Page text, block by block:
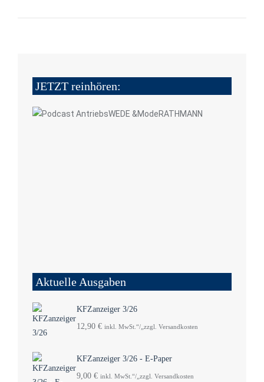
JETZT reinhören:
Aktuelle Ausgaben
KFZanzeiger 3/26
12,90 € inkl. MwSt.“/„zzgl. Versandkosten
KFZanzeiger 3/26 - E-Paper
9,00 € inkl. MwSt.“/„zzgl. Versandkosten